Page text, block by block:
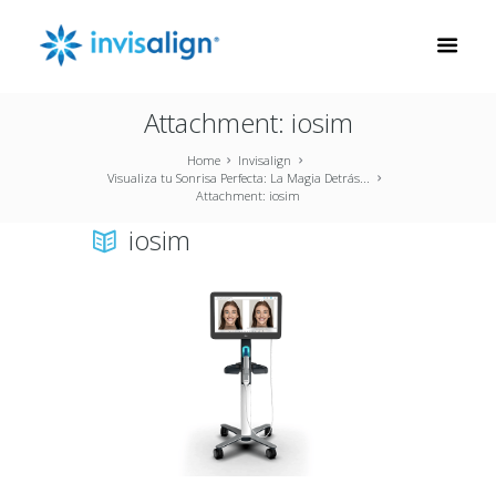
Attachment: iosim
Home
Invisalign
Visualiza tu Sonrisa Perfecta: La Magia Detrás...
Attachment: iosim
iosim